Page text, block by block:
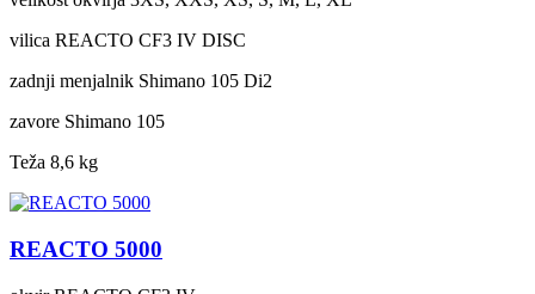
vilica REACTO CF3 IV DISC
zadnji menjalnik Shimano 105 Di2
zavore Shimano 105
Teža 8,6 kg
REACTO 5000